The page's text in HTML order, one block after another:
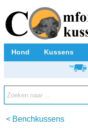
Hond Kussens
< Benchkussens